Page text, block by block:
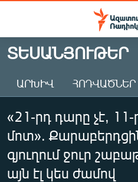
Մատչելիության
Անցնել
հիմնական
Անցնել
հիմնական
մենյուին
Որոնում
ԱԶԱՏՈՒԹՅՈՒՆ TV
ՀԱՅԱՍՏԱՆ
ԸՆՏՐՈՒԹՅՈՒՆՆԵՐ 2026
ԻՐԱՎՈՒՆՔ
ՀԱՍԱՐԱԿՈՒԹՅՈՒՆ
ՏԵՍԱՆՅՈՒԹԵՐ
ԱՐԽԻՎ ՀՈԴՎԱԾՆԵՐ
«21-րդ դարը չէ,
մոտ».
գյուղում ջուր
այն էլ կես ժամով